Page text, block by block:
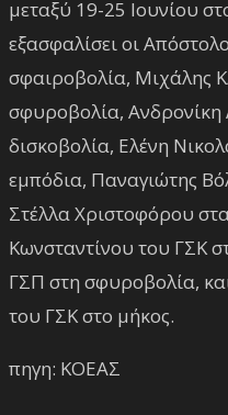
μεταξύ 19-25 Ιουνίου
εξασφαλίσει οι
σφαιροβολία, Μιχάλης
σφυροβολία,
δισκοβολία, Ελένη
εμπόδια, Παναγιώτης
Στέλλα Χριστοφόρου
Κωνσταντίνου του ΓΣΚ
ΓΣΠ στη σφυροβολία,
του ΓΣΚ στο μήκος.
πηγη: ΚΟΕΑΣ